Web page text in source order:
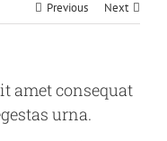
Previous Next
amet consequat
urna.